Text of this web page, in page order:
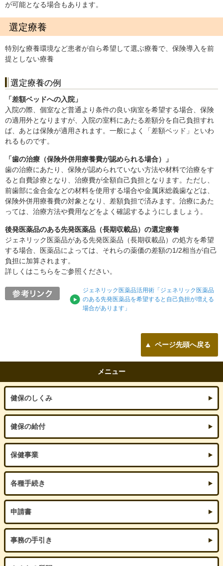
が可能となる場合もあります。
選定療養
特別な療養環境など患者が自ら希望して選ぶ療養で、保険導入を前
提としない療養
選定療養の例
「差額ベッドへの入院」
入院の際、個室など普通より条件の良い病室を希望する場合、保険
の適用外となりますが、入院の室料にあたる差額分を自己負担すれ
ば、あとは保険が適用されます。一般によく「差額ベッド」といわ
れるものです。
「歯の治療（保険外併用療養費が認められる場合）」
歯の治療にあたり、保険が認められていない方法や材料で治療をす
ると自費診療となり、治療費が全額自己負担となります。ただし、
前歯部に金合金などの材料を使用する場合や金属床総義歯などは、
保険外併用療養費の対象となり、差額負担で済みます。治療にあた
っては、治療方法や費用などをよく確認するようにしましょう。
後発医薬品のある先発医薬品（長期収載品）の選定療養
ジェネリック医薬品がある先発医薬品（長期収載品）の処方を希望
する場合、医薬品によっては、それらの薬価の差額の1/2相当が自己
負担に加算されます。
詳しくはこちらをご参照ください。
ジェネリック医薬品活用術「ジェネリック医薬品
のある先発医薬品を希望すると自己負担が増える
場合があります」
ページ先頭へ戻る
メニュー
健保のしくみ
健保の給付
保健事業
各種手続き
申請書
事務の手引き